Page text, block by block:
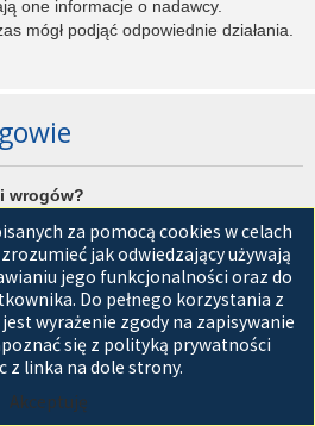
one informacje o nadawcy.
mógł podjąć odpowiednie działania.
wrogów?
dodani do listy przyjaciół będą
znajdującej się w panelu
poziomu można szybko sprawdzić ich
wiadomość. Zależnie od
tych użytkowników mogą być
zostanie dodany do listy wrogów,
za pomocą cookies w celach
jak odwiedzający używają
jego funkcjonalności oraz do
Do pełnego korzystania z
wyrażenie zgody na zapisywanie
się z polityką prywatności
z linka na dole strony.
Akceptuję